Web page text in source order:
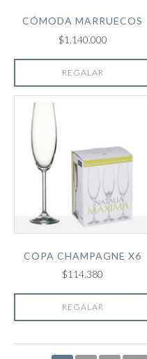
CÓMODA MARRUECOS
$1.140.000
REGALAR
COPA CHAMPAGNE X6
$114.380
REGALAR
Páginas